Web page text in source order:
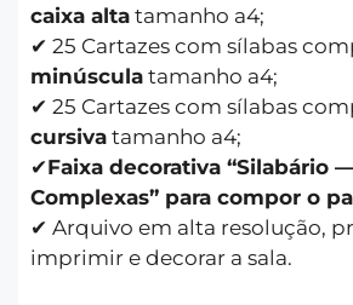
caixa alta tamanho a4;
✔ 25 Cartazes com sílabas
minúscula tamanho a4;
✔ 25 Cartazes com sílabas
cursiva tamanho a4;
✔Faixa decorativa “Silabário
Complexas” para compor o
✔ Arquivo em alta resolução,
imprimir e decorar a sala.